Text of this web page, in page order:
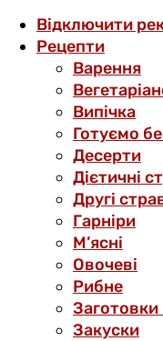
Відключити
Рецепти
Варення
Випічка
Готуємо
Десерти
Дієтичні
Другі
Гарніри
М’ясні
Овочеві
Рибне
Закуски